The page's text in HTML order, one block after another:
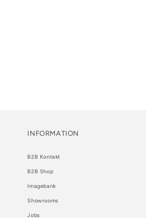
INFORMATION
B2B Kontakt
B2B Shop
Imagebank
Showrooms
Jobs